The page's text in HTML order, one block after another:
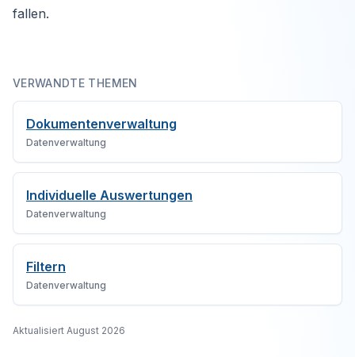
fallen.
VERWANDTE THEMEN
Dokumentenverwaltung
Datenverwaltung
Individuelle Auswertungen
Datenverwaltung
Filtern
Datenverwaltung
Aktualisiert August 2026